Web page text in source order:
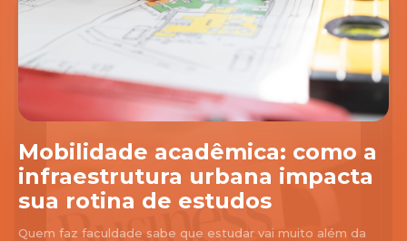
Mobilidade acadêmica: como a
infraestrutura urbana impacta
sua rotina de estudos
Quem faz faculdade sabe que estudar vai muito além da